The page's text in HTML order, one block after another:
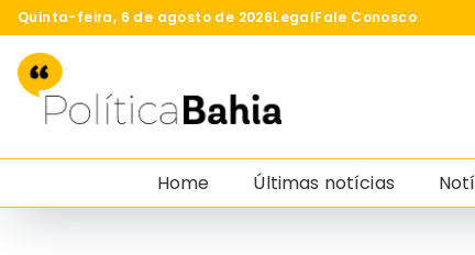
Quinta-feira, 6 de agosto de 2026LegalFale Conosco
Home Últimas notícias